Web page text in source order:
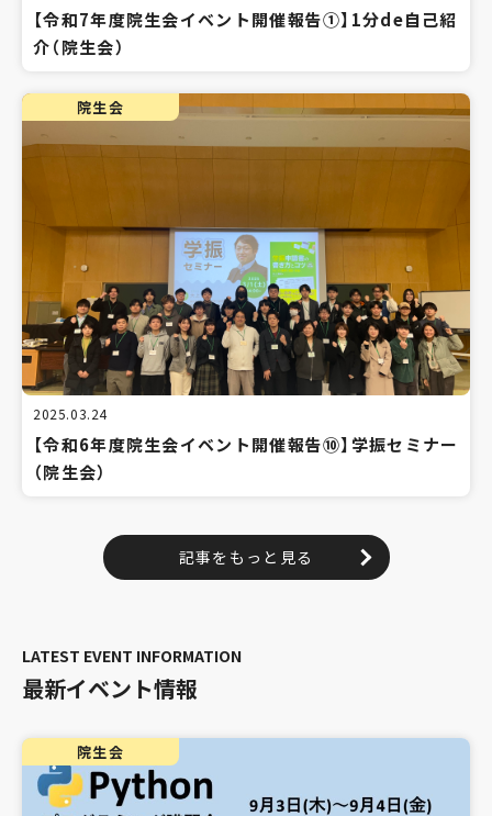
【令和7年度院生会イベント開催報告①】1分de自己紹
介（院生会）
院生会
2025.03.24
【令和6年度院生会イベント開催報告⑩】学振セミナー
（院生会）
記事をもっと見る
最新イベント情報
院生会